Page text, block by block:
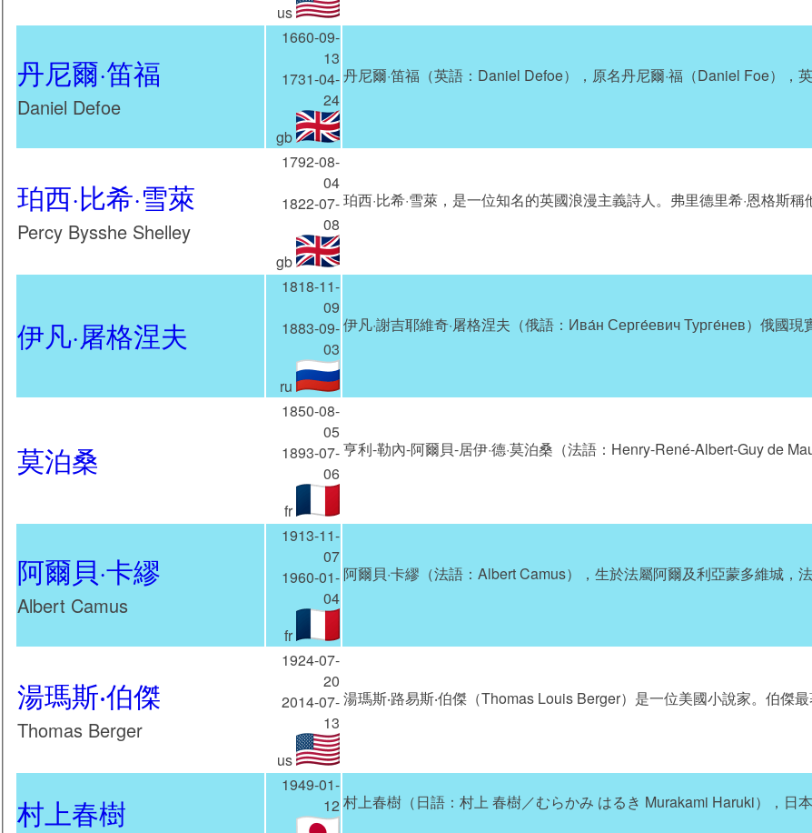
us
丹尼爾·笛福
Daniel Defoe
1660-09-
13
1731-04-
24
gb
丹尼爾·笛福（英語：Daniel Defoe），原名丹尼爾·福（Daniel Foe），
珀西·比希·雪萊
Percy Bysshe Shelley
1792-08-
04
1822-07-
08
gb
珀西·比希·雪萊，是一位知名的英國浪漫主義詩人。弗里德里希·恩格斯稱
伊凡·屠格涅夫
1818-11-
09
1883-09-
03
ru
伊凡·謝吉耶維奇·屠格涅夫（俄語：Ива́н Серге́евич Турге́нев）俄國
莫泊桑
1850-08-
05
1893-07-
06
fr
亨利-勒內-阿爾貝-居伊·德·莫泊桑（法語：Henry-René-Albert-Guy de
阿爾貝·卡繆
Albert Camus
1913-11-
07
1960-01-
04
fr
阿爾貝·卡繆（法語：Albert Camus），生於法屬阿爾及利亞蒙多維城，
湯瑪斯‧伯傑
Thomas Berger
1924-07-
20
2014-07-
13
us
湯瑪斯‧路易斯‧伯傑（Thomas Louis Berger）是一位美國小說家。伯傑
村上春樹
1949-01-
12 村上春樹（日語：村上 春樹／むらかみ はるき Murakami Haruki），日